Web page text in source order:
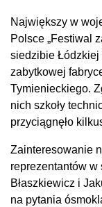
Największy w
Polsce „Festiwal
siedzibie
zabytkowej
Tymienieckiego.
nich szkoły
przyciągnęło
Zainteresowanie
reprezentantów w
Błaszkiewicz i
na pytania